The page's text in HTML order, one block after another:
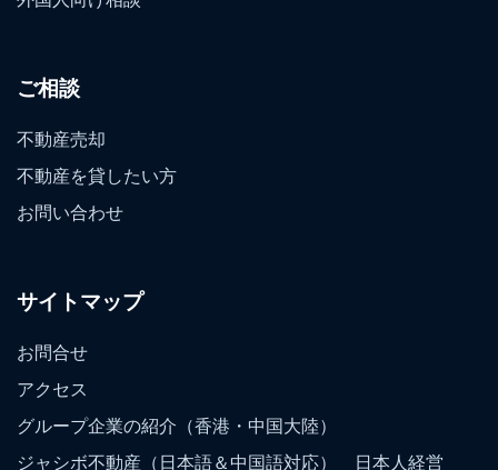
ご相談
不動産売却
不動産を貸したい方
お問い合わせ
サイトマップ
お問合せ
アクセス
グループ企業の紹介（香港・中国大陸）
ジャシボ不動産（日本語＆中国語対応） 日本人経営